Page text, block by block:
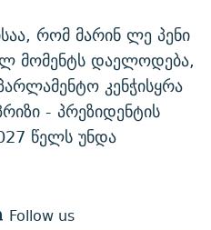
რომ მარინ ლე პენი
მომენტს დაელოდება,
კენჭისყრა
- პრეზიდენტის
წელს უნდა
Follow us